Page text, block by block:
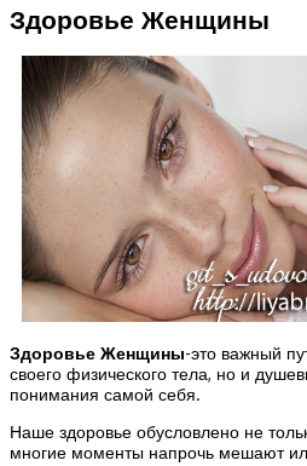
Здоровье Женщины
Здоровье Женщины-это важный
своего физического тела, но и
понимания самой себя.
Наше здоровье обусловлено не
многие моменты напрочь мешают